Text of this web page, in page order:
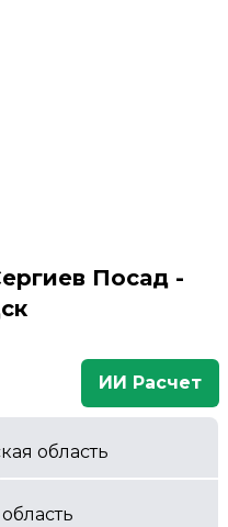
Посад -
ИИ Расчет